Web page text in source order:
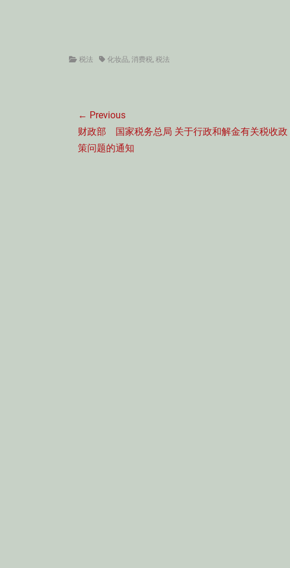
Categories
税法 Tags化妆品, 消费税, 税法
章
导
航
← Previous
Previous
post:
财政部 国家税务总局 关于行政和解金有关税收政
策问题的通知